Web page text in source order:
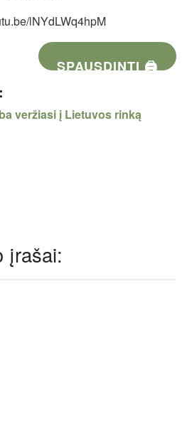
lNYdLWq4hpM
SPAUSDINTI 🖨
veržiasi į Lietuvos rinką
įrašai: